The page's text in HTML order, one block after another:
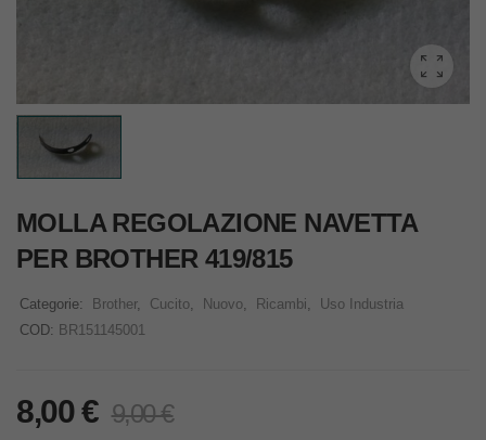
MOLLA REGOLAZIONE NAVETTA
PER BROTHER 419/815
Categorie: Brother, Cucito, Nuovo, Ricambi,
Uso Industria
COD: BR151145001
8,00€ 9,00€